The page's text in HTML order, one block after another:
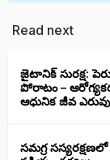
Read next
జైటానిక్ సురక్ష:
పోరాటం –
ఆధునిక జీవ ఎరువు
సమగ్ర